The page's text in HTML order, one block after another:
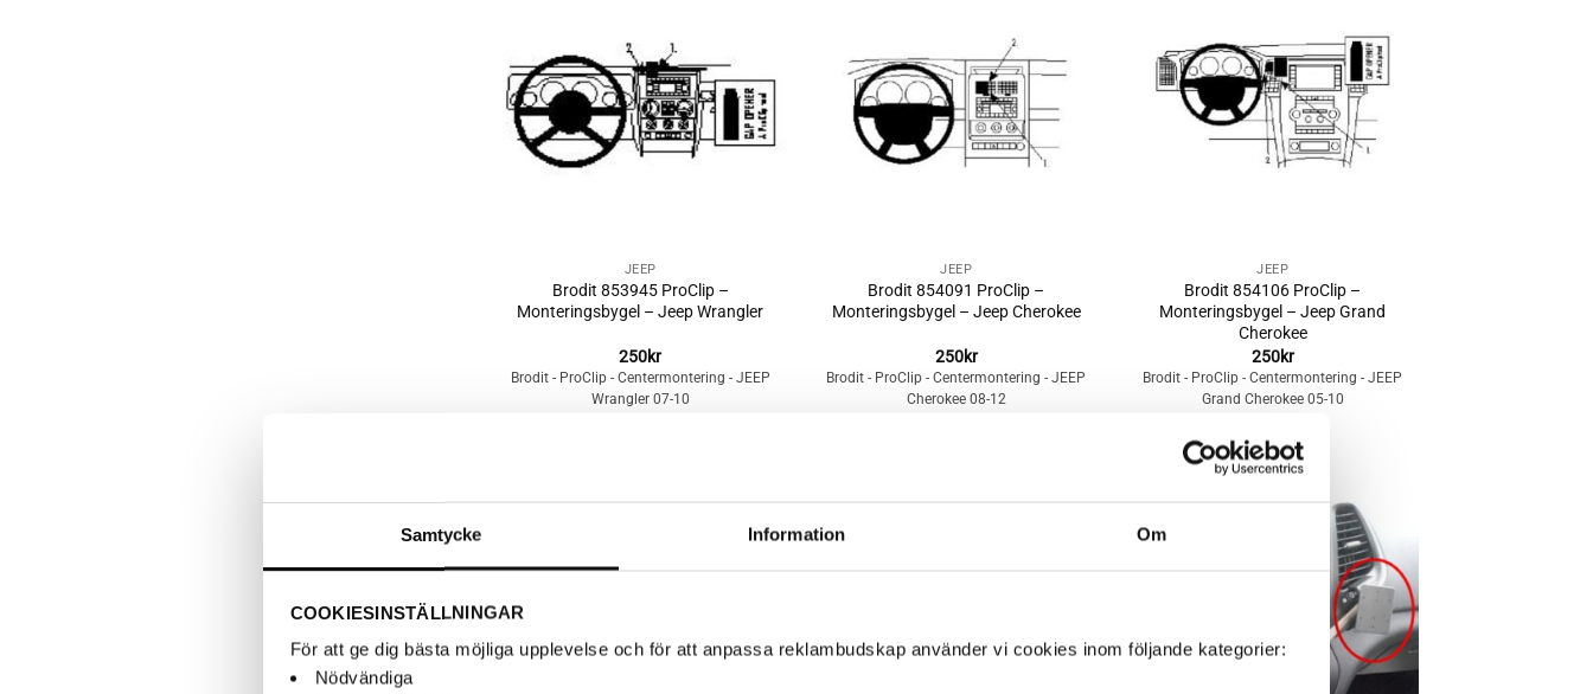
Samtycke Information Om
COOKIESINSTÄLLNINGAR
För att ge dig bästa möjliga upplevelse och för att anpassa reklambudskap använder vi cookies inom följande kategorier:
Nödvändiga
önskelistan
JEEP
Brodit 853945 ProClip –
Monteringsbygel – Jeep Wrangler
250kr
Brodit - ProClip - Centermontering - JEEP
Wrangler 07-10
önskelistan
JEEP
Brodit 854091 ProClip –
Monteringsbygel – Jeep Cherokee
250kr
Brodit - ProClip - Centermontering - JEEP
Cherokee 08-12
önskelistan
JEEP
Brodit 854106 ProClip –
Monteringsbygel – Jeep Grand
Cherokee
250kr
Brodit - ProClip - Centermontering - JEEP
Grand Cherokee 05-10
Lägg till i
önskelistan